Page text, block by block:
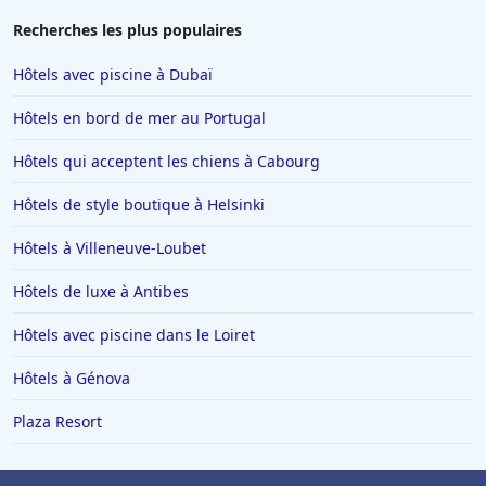
Hôtels à Porto-Vecchio
Hôtels à Thoiry
Hôtels à Orléans
Hôtels au Cap d'Agde
Hôtels à La Grande-Motte
Hôtels dans les Vosges
Hôtels à Soustons
Recherches les plus populaires
Hôtels avec piscine à Dubaï
Hôtels en bord de mer au Portugal
Hôtels qui acceptent les chiens à Cabourg
Hôtels de style boutique à Helsinki
Hôtels à Villeneuve-Loubet
Hôtels de luxe à Antibes
Hôtels avec piscine dans le Loiret
Hôtels à Génova
Plaza Resort